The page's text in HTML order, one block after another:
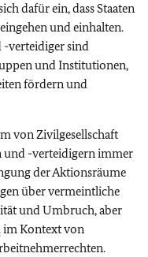
dafür ein, dass Staaten
und einhalten.
-verteidiger sind
und Institutionen,
fördern und
von Zivilgesellschaft
und -verteidigern immer
der Aktionsräume
über vermeintliche
und Umbruch, aber
im Kontext von